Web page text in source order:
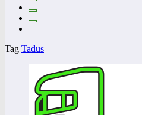
Tag Tadus